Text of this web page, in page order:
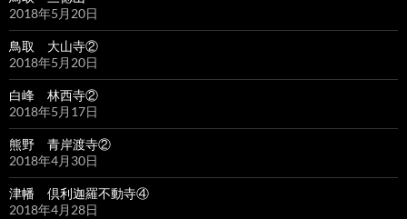
2018年5月20日
鳥取 大山寺②
2018年5月20日
白峰 林西寺②
2018年5月17日
熊野 青岸渡寺②
2018年4月30日
津幡 倶利迦羅不動寺④
2018年4月28日